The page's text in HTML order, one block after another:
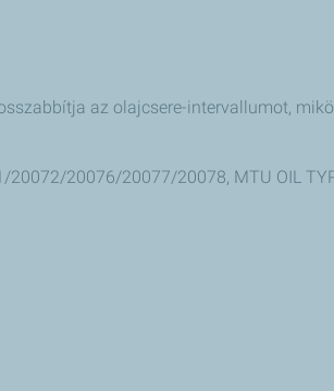
az olajcsere-intervallumot,
20072/20076/20077/20078, MTU OIL